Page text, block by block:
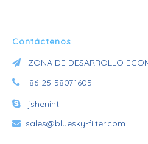
Contáctenos
 ZONA DE DESARROLLO
 +86-25-58071605
 jshenint
 sales@bluesky-filter.com